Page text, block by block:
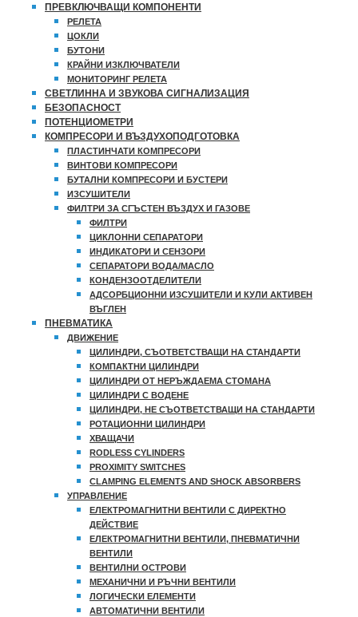
ПРЕВКЛЮЧВАЩИ КОМПОНЕНТИ
РЕЛЕТА
ЦОКЛИ
БУТОНИ
КРАЙНИ ИЗКЛЮЧВАТЕЛИ
МОНИТОРИНГ РЕЛЕТА
СВЕТЛИННА И ЗВУКОВА СИГНАЛИЗАЦИЯ
БЕЗОПАСНОСТ
ПОТЕНЦИОМЕТРИ
КОМПРЕСОРИ И ВЪЗДУХОПОДГОТОВКА
ПЛАСТИНЧАТИ КОМПРЕСОРИ
ВИНТОВИ КОМПРЕСОРИ
БУТАЛНИ КОМПРЕСОРИ И БУСТЕРИ
ИЗСУШИТЕЛИ
ФИЛТРИ ЗА СГЪСТЕН ВЪЗДУХ И ГАЗОВЕ
ФИЛТРИ
ЦИКЛОННИ СЕПАРАТОРИ
ИНДИКАТОРИ И СЕНЗОРИ
СЕПАРАТОРИ ВОДА/МАСЛО
КОНДЕНЗООТДЕЛИТЕЛИ
АДСОРБЦИОННИ ИЗСУШИТЕЛИ И КУЛИ АКТИВЕН
ВЪГЛЕН
ПНЕВМАТИКА
ДВИЖЕНИЕ
ЦИЛИНДРИ, СЪОТВЕТСТВАЩИ НА СТАНДАРТИ
КОМПАКТНИ ЦИЛИНДРИ
ЦИЛИНДРИ ОТ НЕРЪЖДАЕМА СТОМАНА
ЦИЛИНДРИ С ВОДЕНЕ
ЦИЛИНДРИ, НЕ СЪОТВЕТСТВАЩИ НА СТАНДАРТИ
РОТАЦИОННИ ЦИЛИНДРИ
ХВАЩАЧИ
RODLESS CYLINDERS
PROXIMITY SWITCHES
CLAMPING ELEMENTS AND SHOCK ABSORBERS
УПРАВЛЕНИЕ
ЕЛЕКТРОМАГНИТНИ ВЕНТИЛИ С ДИРЕКТНО
ДЕЙСТВИЕ
ЕЛЕКТРОМАГНИТНИ ВЕНТИЛИ, ПНЕВМАТИЧНИ
ВЕНТИЛИ
ВЕНТИЛНИ ОСТРОВИ
МЕХАНИЧНИ И РЪЧНИ ВЕНТИЛИ
ЛОГИЧЕСКИ ЕЛЕМЕНТИ
АВТОМАТИЧНИ ВЕНТИЛИ